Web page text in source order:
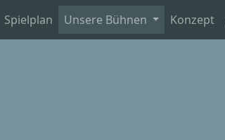
Spielplan Unsere Bühnen Konzept